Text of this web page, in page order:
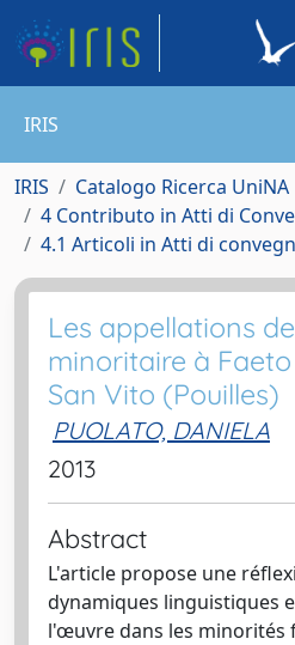
IRIS
IRIS
Catalogo Ricerca UniNA
4 Contributo in Atti di
4.1 Articoli in Atti di
Les appellations
minoritaire à
San Vito (Pouilles)
PUOLATO, DANIELA
2013
Abstract
L'article propose une
dynamiques linguistiques
l'œuvre dans les minorités